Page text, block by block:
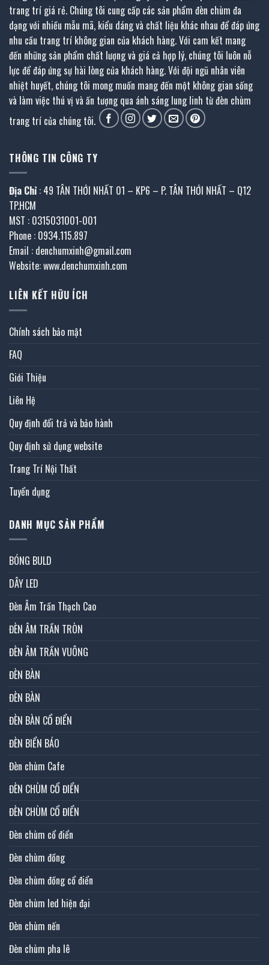
trang trí giá rẻ. Chúng tôi cung cấp các sản phẩm đèn chùm đa
dạng với nhiều mẫu mã, kiểu dáng và chất liệu khác nhau để đáp ứng
nhu cầu trang trí không gian của khách hàng. Với cam kết mang
đến những sản phẩm chất lượng và giá cả hợp lý, chúng tôi luôn nỗ
lực để đáp ứng sự hài lòng của khách hàng. Với đội ngũ nhân viên
nhiệt huyết, chúng tôi mong muốn mang đến một không gian sống
và làm việc thú vị và ấn tượng qua ánh sáng lung linh từ đèn chùm
trang trí của chúng tôi.
THÔNG TIN CÔNG TY
Địa Chỉ : 49 TÂN THỚI NHẤT 01 – KP6 – P. TÂN THỚI NHẤT – Q12
TP.HCM
MST : 0315031001-001
Phone : 0934.115.897
Email : denchumxinh@gmail.com
Website: www.denchumxinh.com
LIÊN KẾT HỮU ÍCH
Chính sách bảo mật
FAQ
Giới Thiệu
Liên Hệ
Quy định đổi trả và bảo hành
Quy định sử dụng website
Trang Trí Nội Thất
Tuyển dụng
DANH MỤC SẢN PHẨM
BÓNG BULD
DÂY LED
Đèn Âm Trần Thạch Cao
ĐÈN ÂM TRẦN TRÒN
ĐÈN ÂM TRẦN VUÔNG
ĐÈN BÀN
ĐÈN BÀN
ĐÈN BÀN CỔ ĐIỂN
ĐÈN BIỂN BÁO
Đèn chùm Cafe
ĐÈN CHÙM CỔ ĐIỂN
ĐÈN CHÙM CỔ ĐIỂN
Đèn chùm cổ điển
Đèn chùm đồng
Đèn chùm đồng cổ điển
Đèn chùm led hiện đại
Đèn chùm nến
Đèn chùm pha lê